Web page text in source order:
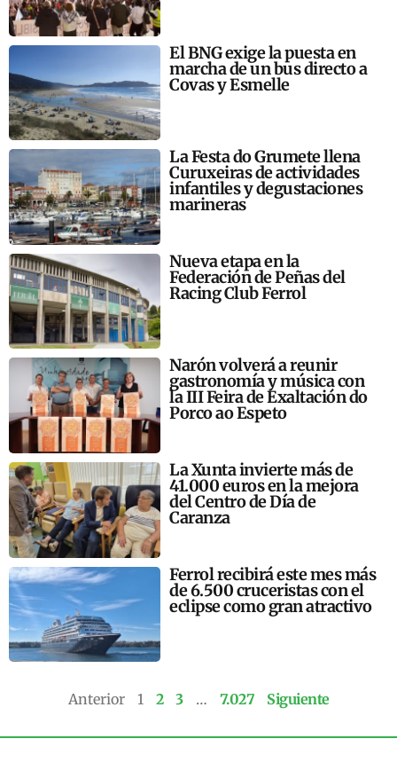
El BNG exige la puesta en
marcha de un bus directo a
Covas y Esmelle
La Festa do Grumete llena
Curuxeiras de actividades
infantiles y degustaciones
marineras
Nueva etapa en la
Federación de Peñas del
Racing Club Ferrol
Narón volverá a reunir
gastronomía y música con
la III Feira de Exaltación do
Porco ao Espeto
La Xunta invierte más de
41.000 euros en la mejora
del Centro de Día de
Caranza
Ferrol recibirá este mes más
de 6.500 cruceristas con el
eclipse como gran atractivo
Anterior 1 2 3 … 7.027 Siguiente